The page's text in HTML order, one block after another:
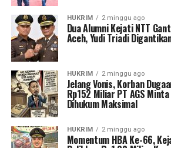
HUKRIM 2 minggu ago
Dua Alumni Kejati NTT
Aceh, Yudi Triadi
HUKRIM 2 minggu ago
Jelang Vonis, Korban
Rp152 Miliar PT AGS
Dihukum Maksimal
HUKRIM 2 minggu ago
Momentum HBA Ke-66,